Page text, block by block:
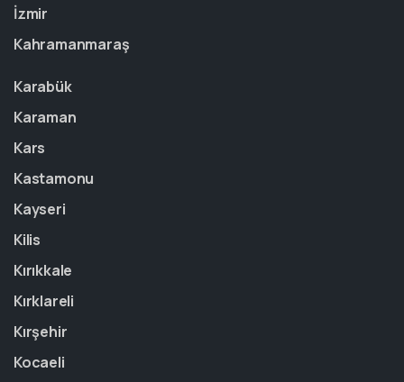
İzmir
Kahramanmaraş
Karabük
Karaman
Kars
Kastamonu
Kayseri
Kilis
Kırıkkale
Kırklareli
Kırşehir
Kocaeli